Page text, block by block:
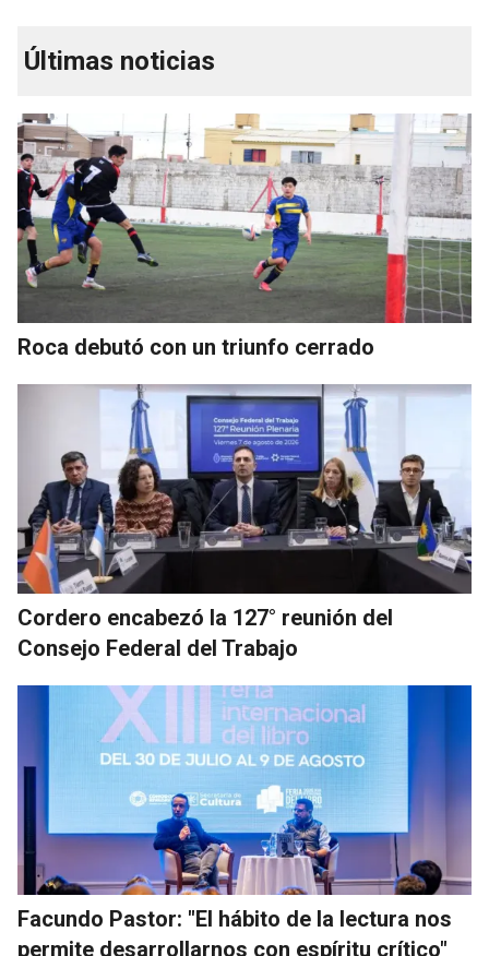
Últimas noticias
Roca debutó con un triunfo cerrado
Cordero encabezó la 127° reunión del
Consejo Federal del Trabajo
Facundo Pastor: "El hábito de la lectura nos
permite desarrollarnos con espíritu crítico"